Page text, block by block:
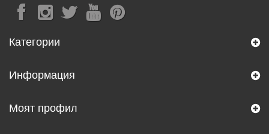
Категории
Информация
Моят профил